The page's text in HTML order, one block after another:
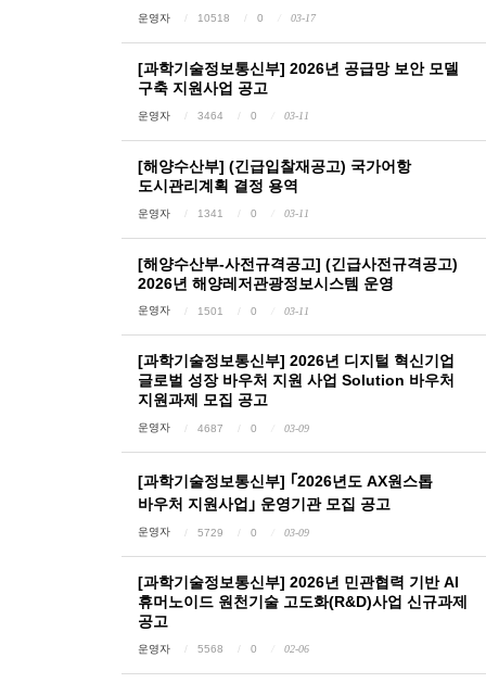
운영자 10518 0 03-17
[과학기술정보통신부] 2026년 공급망 보안 모델
구축 지원사업 공고
운영자 3464 0 03-11
[해양수산부] (긴급입찰재공고) 국가어항
도시관리계획 결정 용역
운영자 1341 0 03-11
[해양수산부-사전규격공고] (긴급사전규격공고)
2026년 해양레저관광정보시스템 운영
운영자 1501 0 03-11
[과학기술정보통신부] 2026년 디지털 혁신기업
글로벌 성장 바우처 지원 사업 Solution 바우처
지원과제 모집 공고
운영자 4687 0 03-09
[과학기술정보통신부] ｢2026년도 AX원스톱
바우처 지원사업｣ 운영기관 모집 공고
운영자 5729 0 03-09
[과학기술정보통신부] 2026년 민관협력 기반 AI
휴머노이드 원천기술 고도화(R&D)사업 신규과제
공고
운영자 5568 0 02-06